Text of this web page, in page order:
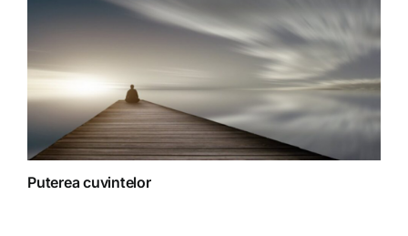
Puterea cuvintelor